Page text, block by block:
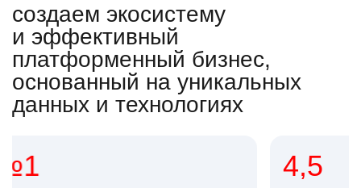
создаем экосистему
и эффективный
платформенный бизнес,
основанный на уникальных
данных и технологиях
4,5